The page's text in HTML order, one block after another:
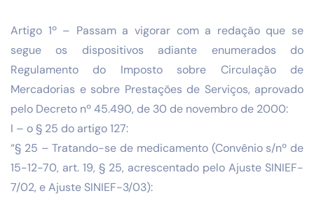
Artigo 1º – Passam a vigorar com a redação que se
segue os dispositivos adiante enumerados do
Regulamento do Imposto sobre Circulação de
Mercadorias e sobre Prestações de Serviços, aprovado
pelo Decreto nº 45.490, de 30 de novembro de 2000:
I – o § 25 do artigo 127:
“§ 25 – Tratando-se de medicamento (Convênio s/nº de
15-12-70, art. 19, § 25, acrescentado pelo Ajuste SINIEF-
7/02, e Ajuste SINIEF-3/03):